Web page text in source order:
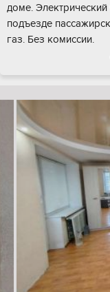
доме.
подъезде
газ. Без комиссии.